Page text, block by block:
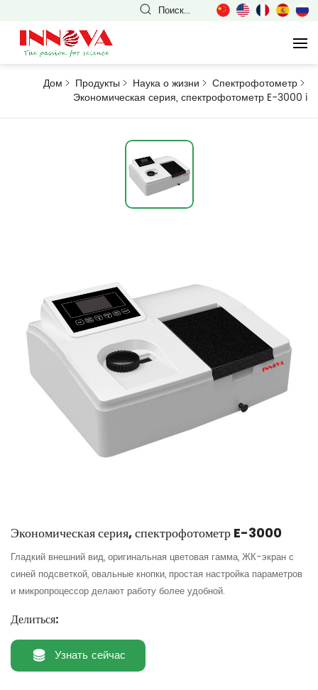
Поиск...
Дом Продукты Наука о жизни
Спектрофотометр
Экономическая серия, спектрофотометр E-3000 i
Экономическая серия, спектрофотометр E-3000
Гладкий внешний вид, оригинальная цветовая гамма, ЖК-экран с
синей подсветкой, овальные кнопки, простая настройка параметров
и микропроцессор делают работу более удобной.
Делиться:
Узнать сейчас